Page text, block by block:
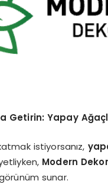
Getirin: Yapay
istiyorsanız,
Modern Dekor
sunar.